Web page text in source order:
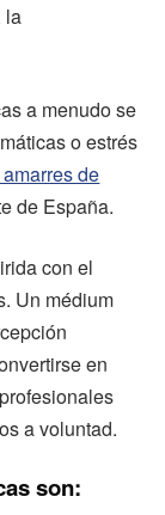
la
a menudo se
o estrés
de
de España.
con el
Un médium
en
a voluntad.
son: